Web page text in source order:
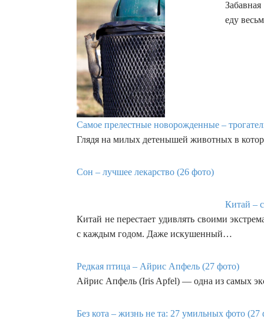
еду
Самое прелестные новорожденные –
Глядя на милых детенышей животных в
Сон – лучшее лекарство (26 фото)
Китай –
Китай не перестает удивлять своими
с каждым годом. Даже искушенный…
Редкая птица – Айрис Апфель (27 фото)
Айрис Апфель (Iris Apfel) — одна из самых
Без кота – жизнь не та: 27 умильных фото (27